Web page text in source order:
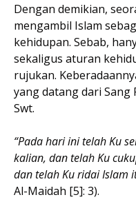
Dengan demikian,
mengambil Islam
kehidupan. Sebab,
sekaligus aturan
rujukan.
yang datang dari
Swt.
“Pada hari ini telah Ku
kalian, dan telah Ku
dan telah Ku ridai Islam
Al-Maidah [5]: 3).